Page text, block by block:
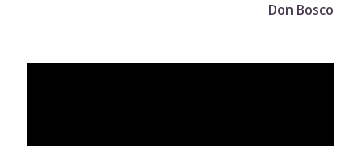
Don Bosco